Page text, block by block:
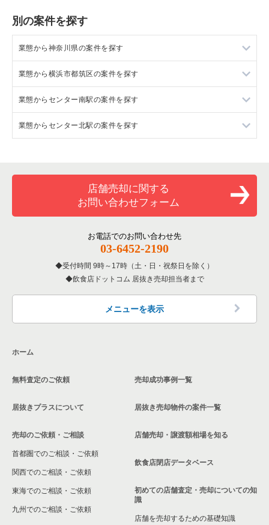
別の案件を探す
業態から神奈川県の案件を探す
神奈川県のラーメンの居抜き売却物件の案件一覧
神奈川県のフランス料理の居抜き売却物件の案件一覧
神奈川県のイタリア料理の居抜き売却物件の案件一覧
神奈川県のそば・うどんの居抜き売却物件の案件一覧
神奈川県の寿司の居抜き売却物件の案件一覧
神奈川県の鉄板焼き・お好み焼の居抜き売却物件の案件一覧
神奈川県のアジア料理の居抜き売却物件の案件一覧
神奈川県のカフェの居抜き売却物件の案件一覧
神奈川県のお弁当・惣菜・デリの居抜き売却物件の案件一覧
神奈川県のカラオケ・パブ・スナックの居抜き売却物件の案件
覧
神奈川県の和食の居抜き売却物件の案件一覧
業態から横浜市都筑区の案件を探す
横浜市都筑区のイタリア料理の居抜き売却物件の案件一覧
横浜市都筑区の中華の居抜き売却物件の案件一覧
横浜市都筑区の焼肉の居抜き売却物件の案件一覧
横浜市都筑区の鉄板焼き・お好み焼の居抜き売却物件の案件一
横浜市都筑区のカフェの居抜き売却物件の案件一覧
横浜市都筑区のテイクアウトの居抜き売却物件の案件一覧
横浜市都筑区の居酒屋・ダイニングバーの居抜き売却物件の案
業態からセンター南駅の案件を探す
センター南駅のイタリア料理の居抜き売却物件の案件一覧
センター南駅のそば・うどんの居抜き売却物件の案件一覧
センター南駅のカフェの居抜き売却物件の案件一覧
センター南駅のバーの居抜き売却物件の案件一覧
業態からセンター北駅の案件を探す
センター北駅のそば・うどんの居抜き売却物件の案件一覧
センター北駅の焼肉の居抜き売却物件の案件一覧
センター北駅のお弁当・惣菜・デリの居抜き売却物件の案件一
店舗売却に関する
お問い合わせフォーム
お電話でのお問い合わせ先
03-6452-2190
受付時間 9時～17時（土・日・祝祭日を除く）
飲食店ドットコム 居抜き売却担当者まで
メニューを表示
ホーム
無料査定のご依頼
居抜きプラスについて
売却のご依頼・ご相談
首都圏でのご相談・ご依頼
関西でのご相談・ご依頼
東海でのご相談・ご依頼
九州でのご相談・ご依頼
売却成功事例一覧
居抜き売却物件の案件一覧
店舗売却・譲渡額相場を知る
飲食店閉店データベース
初めての店舗査定・売却についての知
識
店舗を売却するための基礎知識